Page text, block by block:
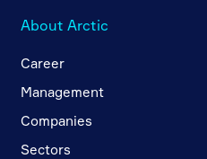
About Arctic
Career
Management
Companies
Sectors